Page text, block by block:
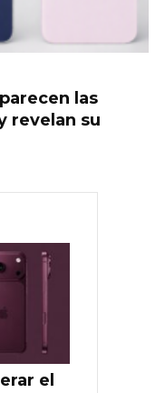
las
revelan su
el